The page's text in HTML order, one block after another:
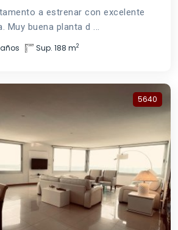
a estrenar con excelente
Muy buena planta d ...
Sup. 188 m2
5640